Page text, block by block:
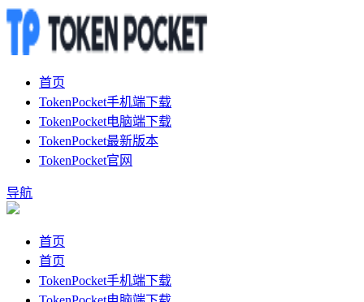
首页
TokenPocket手机端下载
TokenPocket电脑端下载
TokenPocket最新版本
TokenPocket官网
导航
首页
首页
TokenPocket手机端下载